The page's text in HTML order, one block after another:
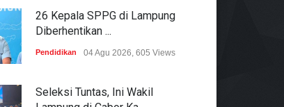
26 Kepala SPPG di Lampung
Diberhentikan ...
Pendidikan 04 Agu 2026, 605 Views
Seleksi Tuntas, Ini Wakil